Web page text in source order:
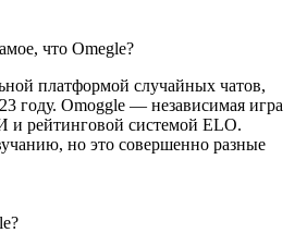
что Omegle?
платформой случайных чатов,
году. Omoggle — независимая игра
и рейтинговой системой ELO.
но это совершенно разные